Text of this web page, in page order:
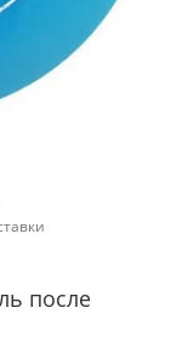
после